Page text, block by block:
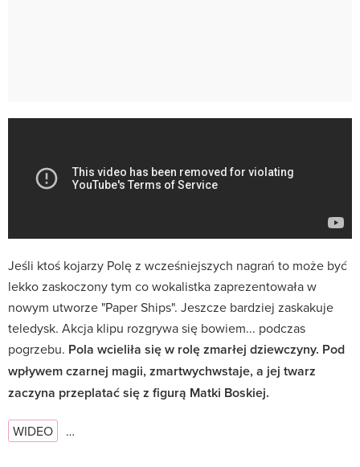
Jeśli ktoś kojarzy Polę z wcześniejszych nagrań to może być
lekko zaskoczony tym co wokalistka zaprezentowała w
nowym utworze "Paper Ships". Jeszcze bardziej zaskakuje
teledysk. Akcja klipu rozgrywa się bowiem... podczas
pogrzebu. Pola wcieliła się w rolę zmarłej dziewczyny. Pod
wpływem czarnej magii, zmartwychwstaje, a jej twarz
zaczyna przeplatać się z figurą Matki Boskiej.
WIDEO …